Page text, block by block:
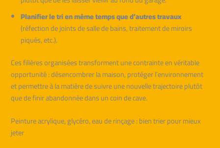
Planifier le tri en même temps que d’autres travaux
(réfection de joints de salle de bains, traitement de miroirs
piqués, etc.).
Ces filières organisées transforment une contrainte en véritable
opportunité : désencombrer la maison, protéger l’environnement
et permettre à la matière de suivre une nouvelle trajectoire plutôt
que de finir abandonnée dans un coin de cave.
Peinture acrylique, glycéro, eau de rinçage : bien trier pour mieux
jeter